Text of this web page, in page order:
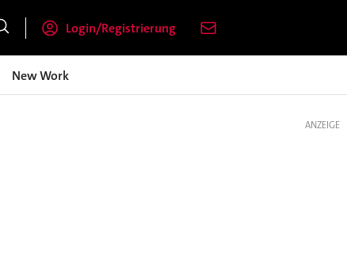
Login/Registrierung
New Work
ANZEIGE